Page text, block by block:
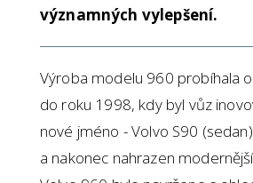
významných vylepšení.
Výroba modelu 960 probíhala
do roku 1998, kdy byl vůz
nové jméno - Volvo S90
a nakonec nahrazen